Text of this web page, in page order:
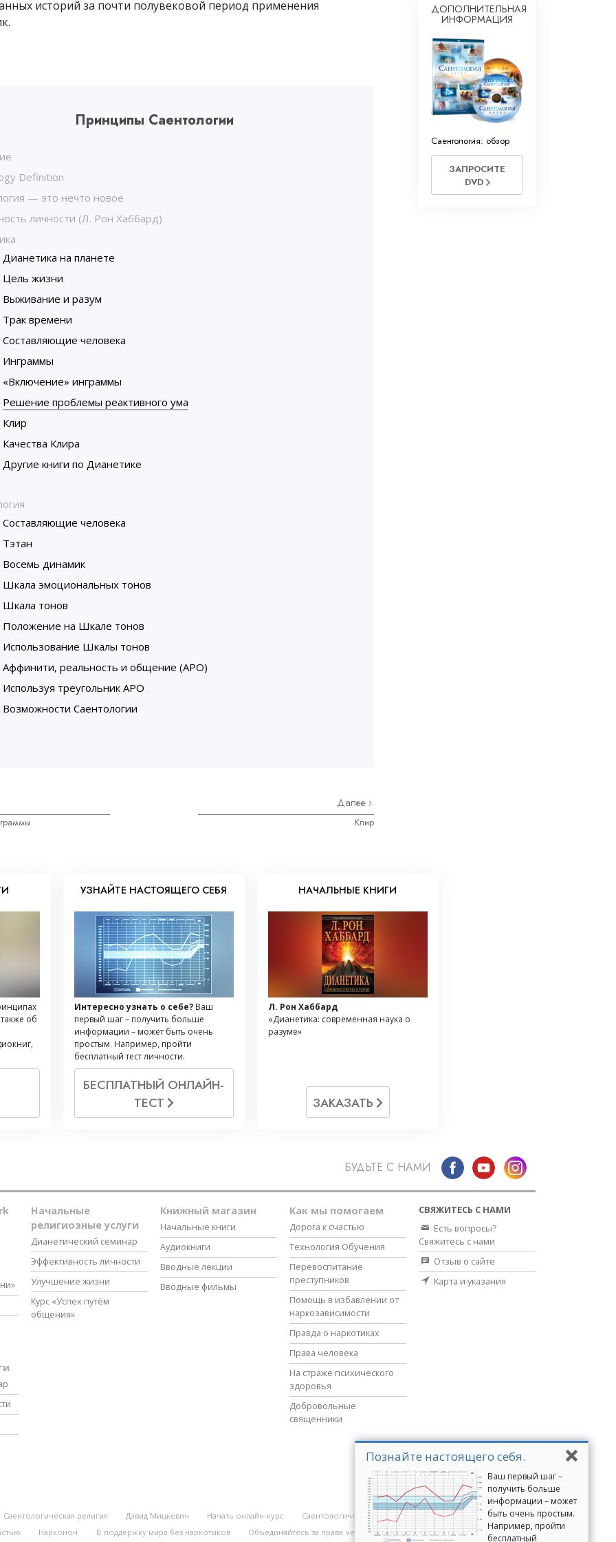
Что такое величие?
историй за почти полувековой период применения
Принципы Саентологии
Definition
— это нечто новое
личности (Л. Рон Хаббард)
Дианетика на планете
Цель жизни
Выживание и разум
Трак времени
Составляющие человека
Инграммы
«Включение» инграммы
Решение проблемы реактивного ума
Клир
Качества Клира
Другие книги по Дианетике
Составляющие человека
Тэтан
Восемь динамик
Шкала эмоциональных тонов
Шкала тонов
Положение на Шкале тонов
Использование Шкалы тонов
Аффинити, реальность и общение (АРО)
Используя треугольник АРО
Возможности Саентологии
Далее
Клир
ДОПОЛНИТЕЛЬНАЯ
ИНФОРМАЦИЯ
Саентология: обзор
ЗАПРОСИТЕ
DVD
Познайте настоящего себя.
Ваш первый шаг –
получить больше
информации – может
быть очень простым.
Например, пройти
бесплатный
об
УЗНАЙТЕ НАСТОЯЩЕГО СЕБЯ
Интересно узнать о себе?Ваш
первый шаг – получить больше
информации – может быть очень
простым. Например, пройти
бесплатный тест личности.
БЕСПЛАТНЫЙ ОНЛАЙН-
ТЕСТ
НАЧАЛЬНЫЕ КНИГИ
Л. Рон Хаббард
«Дианетика: современная наука о
разуме»
ЗАКАЗАТЬ
БУДЬТЕ С НАМИ
Начальные
религиозные услуги
Дианетический семинар
Эффективность личности
Улучшение жизни
Курс «Успех путём
общения»
Книжный магазин
Начальные книги
Аудиокниги
Вводные лекции
Вводные фильмы
Как мы помогаем
Дорога к счастью
Технология Обучения
Перевоспитание
преступников
Помощь в избавлении от
наркозависимости
Правда о наркотиках
Права человека
На страже психического
здоровья
Добровольные
священники
СВЯЖИТЕСЬ С НАМИ
Есть вопросы?
Свяжитесь с нами
Отзыв о сайте
Карта и указания
Саентологическая религия Дэвид Мицкевич Начать онлайн-курс
Саентологические добровольные священники
Нарконон В поддержку мира без наркотиков Объединяйтесь за права человека Молодёжь за права человека